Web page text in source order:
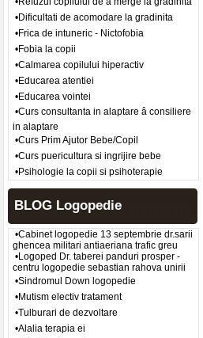
•Dificultati de acomodare la gradinita
•Frica de intuneric - Nictofobia
•Fobia la copii
•Calmarea copilului hiperactiv
•Educarea atentiei
•Educarea vointei
•Curs consultanta in alaptare â consiliere
in alaptare
•Curs Prim Ajutor Bebe/Copil
•Curs puericultura si ingrijire bebe
•Psihologie la copii si psihoterapie
BLOG Logopedie
•Cabinet logopedie 13 septembrie dr.sarii
ghencea militari antiaeriana trafic greu
•Logoped Dr. taberei panduri prosper -
centru logopedie sebastian rahova unirii
•Sindromul Down logopedie
•Mutism electiv tratament
•Tulburari de dezvoltare
•Alalia terapia ei